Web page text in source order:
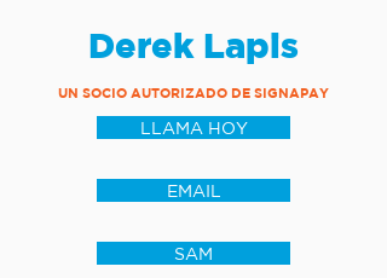
Derek Lapis
UN SOCIO AUTORIZADO DE SIGNAPAY
LLAMA HOY
EMAIL
SAM